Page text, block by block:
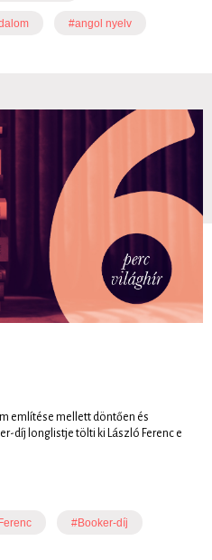
#angol nyelv
említése mellett döntően és
díj longlistje tölti ki László Ferenc e
#Booker-díj